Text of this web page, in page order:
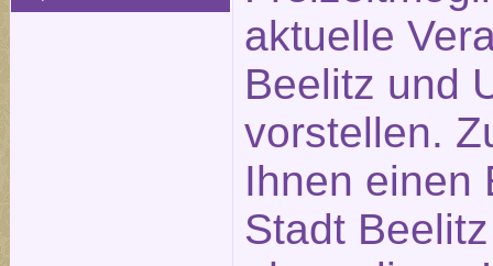
aktuelle
Beelitz und
vorstellen.
Ihnen einen
Stadt